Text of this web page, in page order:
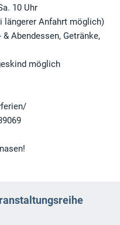
10 Uhr
längerer Anfahrt möglich)
Abendessen, Getränke,
möglich